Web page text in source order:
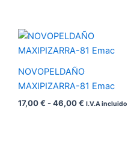
NOVOPELDAÑO
MAXIPIZARRA-81 Emac
17,00€ -46,00€
Rango
de
precios:
17,00 €
hasta
I.V.A incluido